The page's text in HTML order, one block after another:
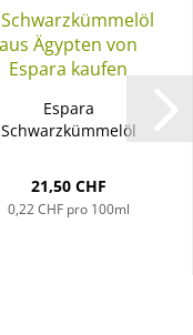
Espara
Schwarzkümmelöl
21,50 CHF
0,22 CHF pro 100ml